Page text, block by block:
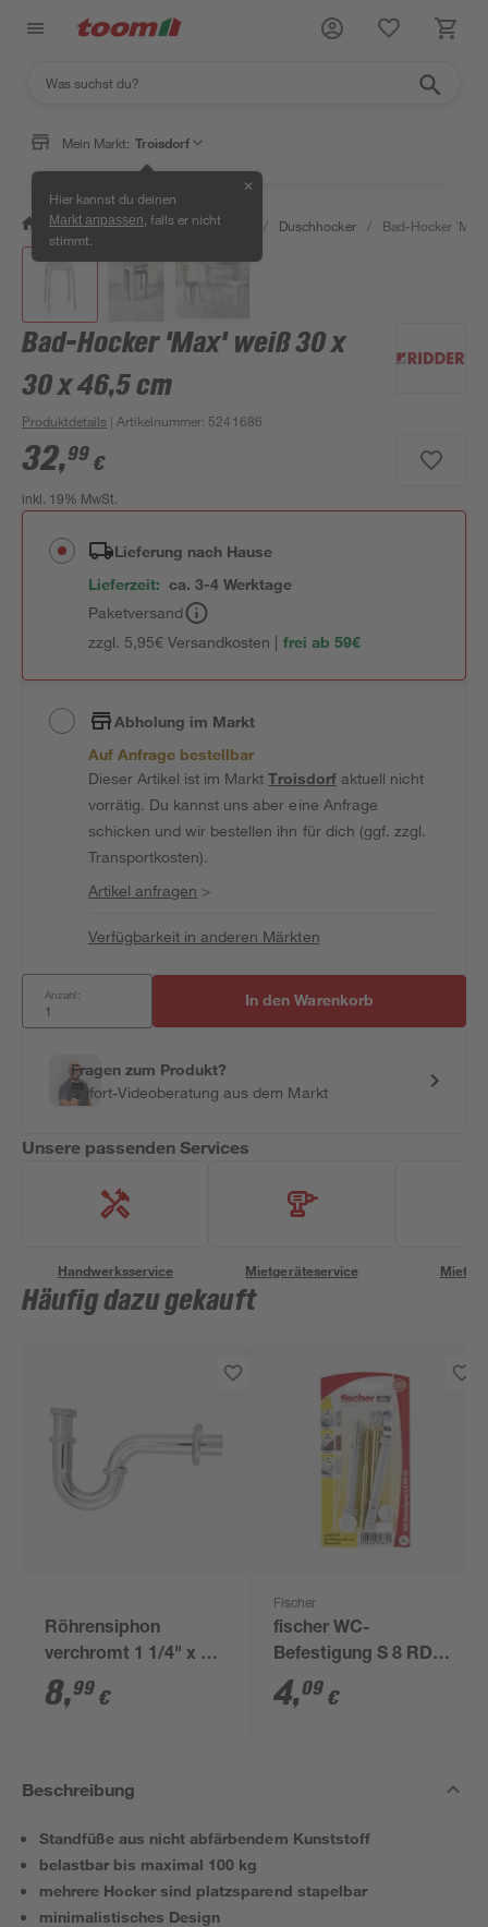
Mein Markt: Troisdorf
Hier kannst du deinen
Markt anpassen , falls er nicht
stimmt.
✕
/ Bad & Sanitär / Badsicherheit / Duschhocker / Bad-Hocker
Bad-Hocker 'Max' weiß 30 x
30 x 46,5 cm
Produktdetails | Artikelnummer: 5241686
32,99 €
inkl. 19% MwSt.
Lieferung nach Hause
Lieferzeit: ca. 3-4 Werktage
Paketversand
zzgl. 5,95€ Versandkosten | frei ab 59€
Abholung im Markt
Auf Anfrage bestellbar
Dieser Artikel ist im MarktTroisdorfaktuell nicht
vorrätig. Du kannst uns aber eine Anfrage
schicken und wir bestellen ihn für dich (ggf. zzgl.
Transportkosten).
Artikel anfragen >
Verfügbarkeit in anderen Märkten
Anzahl: In den Warenkorb
Fragen zum Produkt?
Sofort-Videoberatung aus dem Markt
Unsere passenden Services
Handwerksservice Mietgeräteservice
Häufig dazu gekauft
Röhrensiphon
verchromt 1 1/4" x 32
mm
8,99 €
Fischer
fischer WC-
Befestigung S 8 RD
80 2 Stück
4,09 €
Beschreibung
Standfüße aus nicht abfärbendem Kunststoff
belastbar bis maximal 100 kg
mehrere Hocker sind platzsparend stapelbar
minimalistisches Design